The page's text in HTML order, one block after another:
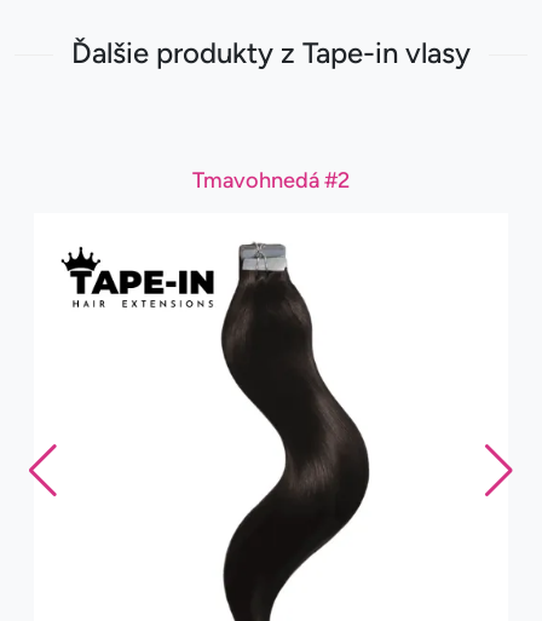
Ďalšie produkty z Tape-in vlasy
Tmavohnedá #2